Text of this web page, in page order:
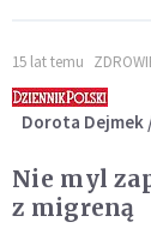
15 lat temu
Dorota Dejmek
Nie myl
z migreną